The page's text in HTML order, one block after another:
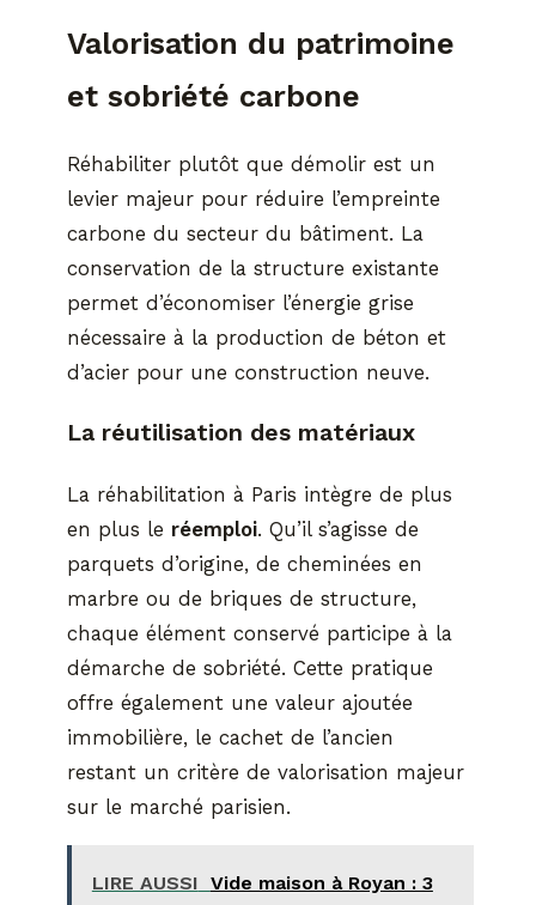
Valorisation du patrimoine
et sobriété carbone
Réhabiliter plutôt que démolir est un
levier majeur pour réduire l’empreinte
carbone du secteur du bâtiment. La
conservation de la structure existante
permet d’économiser l’énergie grise
nécessaire à la production de béton et
d’acier pour une construction neuve.
La réutilisation des matériaux
La réhabilitation à Paris intègre de plus
en plus le réemploi. Qu’il s’agisse de
parquets d’origine, de cheminées en
marbre ou de briques de structure,
chaque élément conservé participe à la
démarche de sobriété. Cette pratique
offre également une valeur ajoutée
immobilière, le cachet de l’ancien
restant un critère de valorisation majeur
sur le marché parisien.
LIRE AUSSI Vide maison à Royan : 3